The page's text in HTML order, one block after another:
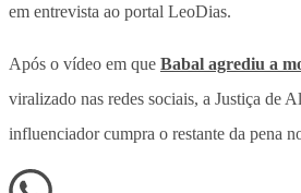
em entrevista ao portal LeoDias.
Após o vídeo em que Babal agrediu a
viralizado nas redes sociais, a Justiça de
influenciador cumpra o restante da pena